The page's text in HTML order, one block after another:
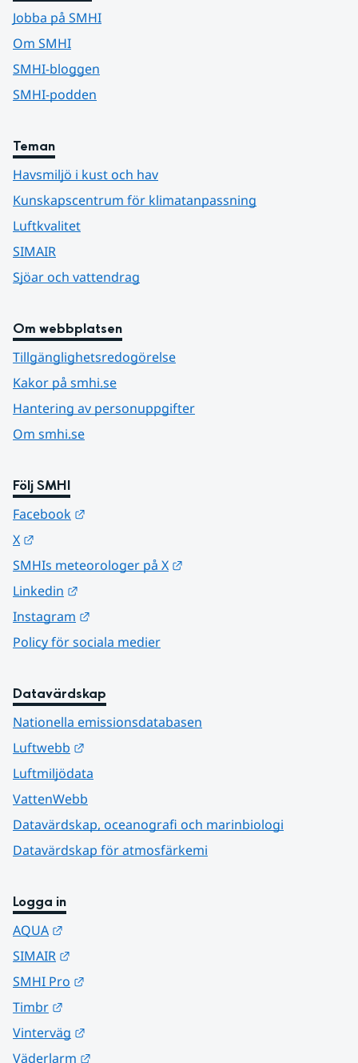
Jobba på SMHI
Om SMHI
SMHI-bloggen
SMHI-podden
Teman
Havsmiljö i kust och hav
Kunskapscentrum för klimatanpassning
Luftkvalitet
SIMAIR
Sjöar och vattendrag
Om webbplatsen
Tillgänglighetsredogörelse
Kakor på smhi.se
Hantering av personuppgifter
Om smhi.se
Följ SMHI
Facebook
X
SMHIs meteorologer på X
Linkedin
Instagram
Policy för sociala medier
Datavärdskap
Nationella emissionsdatabasen
Luftwebb
Luftmiljödata
VattenWebb
Datavärdskap, oceanografi och marinbiologi
Datavärdskap för atmosfärkemi
Logga in
AQUA
SIMAIR
SMHI Pro
Timbr
Vinterväg
Väderlarm